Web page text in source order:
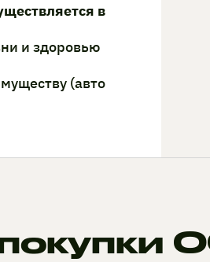
в
и здоровью
(авто